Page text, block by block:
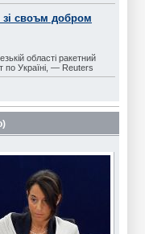
зі своъм добром
області ракетний
по Україні, — Reuters